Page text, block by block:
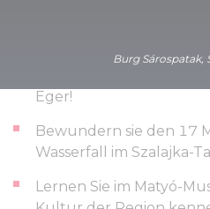
Burg Sárospatak,
Folgen sie den
Eger!
Bewundern sie den 17
Wasserfall im Szalajka-
Lernen Sie im Matyó-